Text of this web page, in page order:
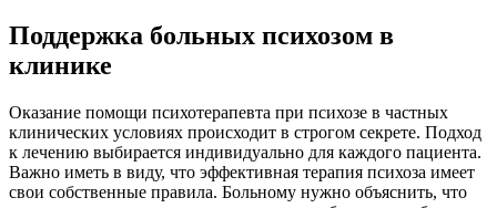
Поддержка больных психозом в
клинике
Оказание помощи психотерапевта при психозе в частных
клинических условиях происходит в строгом секрете. Подход
к лечению выбирается индивидуально для каждого пациента.
Важно иметь в виду, что эффективная терапия психоза имеет
свои собственные правила. Больному нужно объяснить, что